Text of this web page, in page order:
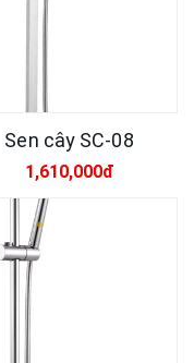
Sen cây SC-08
1,610,000đ